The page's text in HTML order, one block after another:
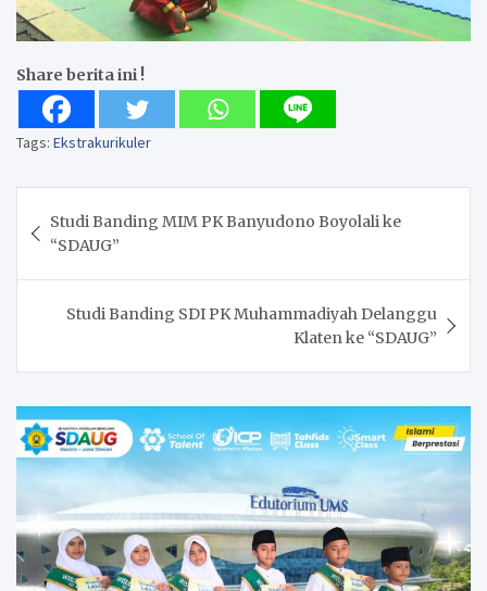
Share berita ini !
Tags: Ekstrakurikuler
navigation
Studi Banding MIM PK Banyudono Boyolali ke
“SDAUG”
Studi Banding SDI PK Muhammadiyah Delanggu
Klaten ke “SDAUG”